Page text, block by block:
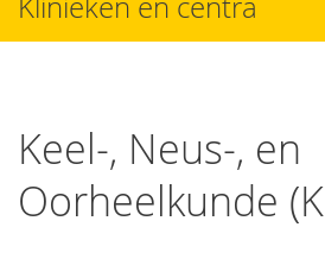
Keel-, Neus-, en
Oorheelkunde